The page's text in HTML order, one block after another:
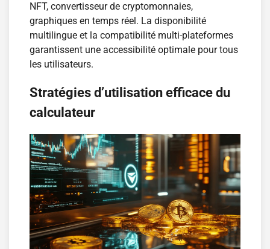
NFT, convertisseur de cryptomonnaies,
graphiques en temps réel. La disponibilité
multilingue et la compatibilité multi-plateformes
garantissent une accessibilité optimale pour tous
les utilisateurs.
Stratégies d’utilisation efficace du
calculateur